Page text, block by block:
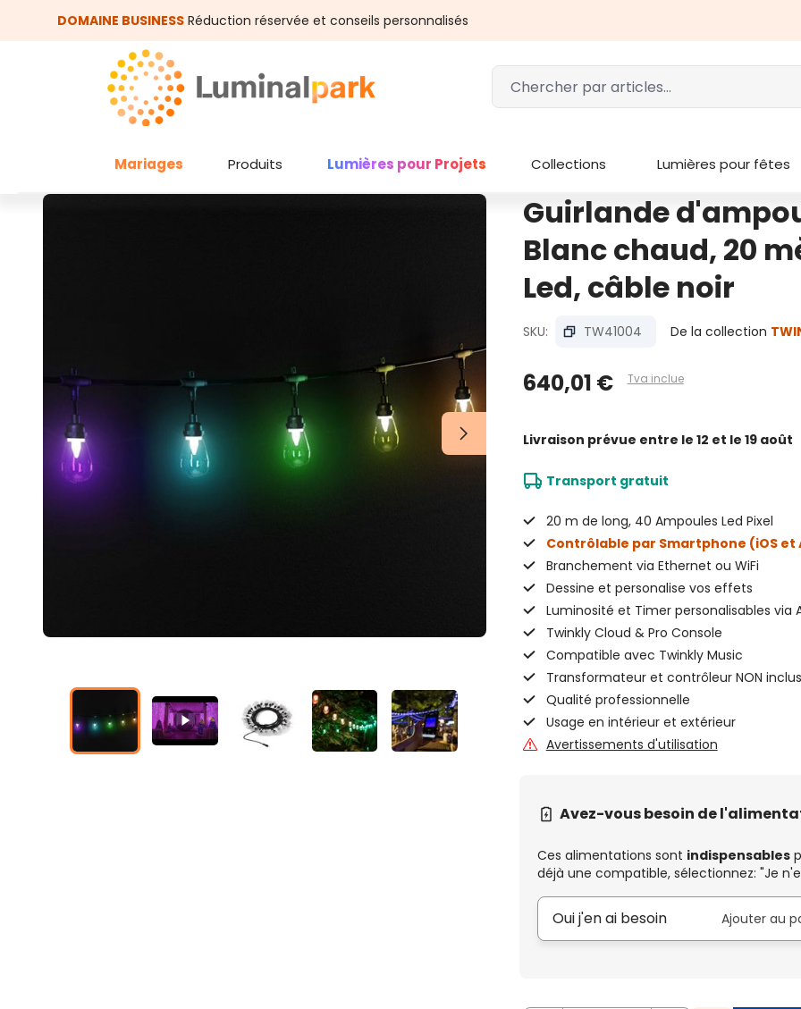
au contenu principal
Passer à la recherche
DOMAINE BUSINESS Réduction réservée et conseils personnalisés
Mariages Produits Lumières pour Projets Collections Lumières pour fêtes
Ignorer la galerie d'images
Guirlande
Blanc chaud, 20
Led, câble noir
SKU: TW41004 De la collection
640,01 € Tva inclue
Livraison prévue entre le 12 et le 19 août
Transport gratuit
20 m de long, 40 Ampoules Led Pixel
Contrôlable par Smartphone (iOS et
Branchement via Ethernet ou WiFi
Dessine et personalise vos effets
Luminosité et Timer personalisables via
Twinkly Cloud & Pro Console
Compatible avec Twinkly Music
Transformateur et contrôleur NON inclus
Qualité professionnelle
Usage en intérieur et extérieur
Avertissements d'utilisation
Avez-vous besoin de
Ces alimentations sont indispensables
déjà une compatible, sélectionnez: "Je
Oui j'en ai besoin Ajouter au